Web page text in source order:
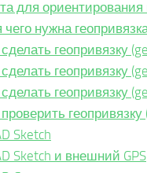
для
нужна
геопривязку
геопривязку
геопривязку
Sketch
Sketch и внешний GPS